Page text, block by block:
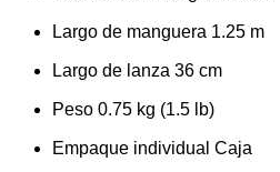
Largo de manguera 1.25 m
Largo de lanza 36 cm
Peso 0.75 kg (1.5 lb)
Empaque individual Caja